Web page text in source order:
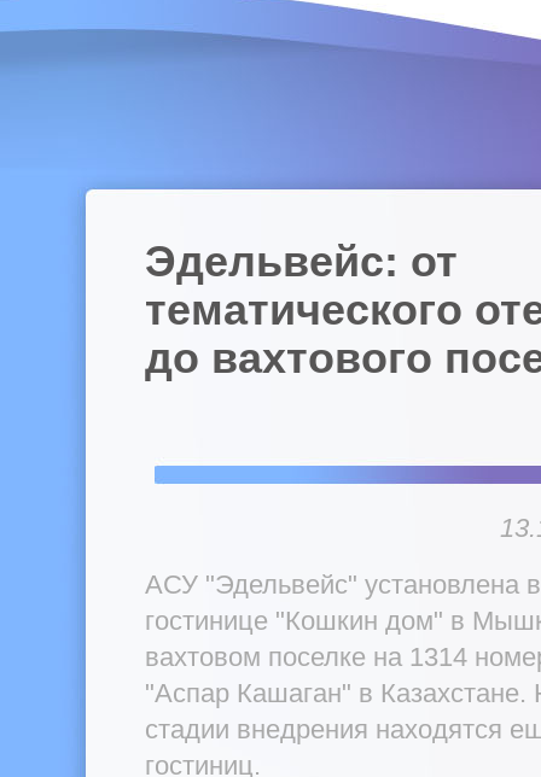
Эдельвейс: от
тематического
до вахтового
АСУ "Эдельвейс" установлена в
гостинице "Кошкин дом" в
вахтовом поселке на 1314
"Аспар Кашаган" в Казахстане.
стадии внедрения находятся
гостиниц.